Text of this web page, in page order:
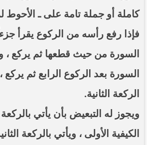
كاملة أو جملة تامة على ـ الأحوط
فإذا رفع رأسه من الركوع يقرأ
السورة من حيث قطعها ثم يركع ،
السورة بعد الركوع الرابع ثم
الركعة الثانية.
ويجوز له التبعيض بأن يأتي
الكيفية الأولى ، ويأتي بالركعة